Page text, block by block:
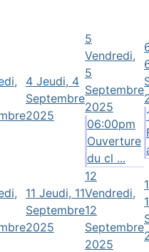
4 Jeudi, 4
Septembre
2025
5
Vendredi,
5
Septembre
2025
06:00pm
Ouverture
du cl ...
11 Jeudi, 11
Septembre
2025
12
Vendredi,
12
Septembre
2025